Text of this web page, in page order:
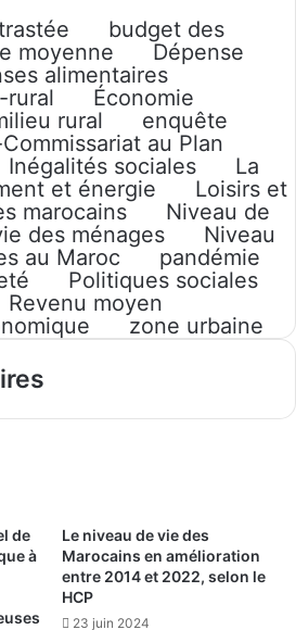
budget des
moyenne
Dépense
alimentaires
rural
Économie
rural
enquête
au Plan
Inégalités sociales
La
et énergie
Loisirs et
marocains
Niveau de
des ménages
Niveau
au Maroc
pandémie
Politiques sociales
Revenu moyen
zone urbaine
de
à
Le niveau de vie des
Marocains en amélioration
entre 2014 et 2022, selon le
HCP
23 juin 2024